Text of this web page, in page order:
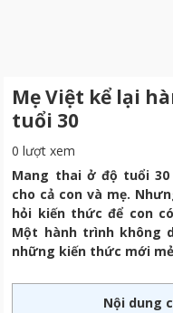
Mẹ Việt kể lại
tuổi 30
0 lượt xem
Mang thai ở độ tuổi
cho cả con và mẹ.
hỏi kiến thức để con
Một hành trình không
những kiến thức mới
Nội dung